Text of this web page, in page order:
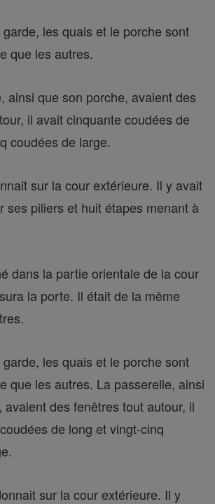
les quais et le porche sont
que les autres.
ainsi que son porche, avaient des
il avait cinquante coudées de
coudées de large.
sur la cour extérieure. Il y avait
ses piliers et huit étapes menant à
dans la partie orientale de la cour
la porte. Il était de la même
les quais et le porche sont
que les autres. La passerelle, ainsi
des fenêtres tout autour, il
de long et vingt-cinq
sur la cour extérieure. Il y